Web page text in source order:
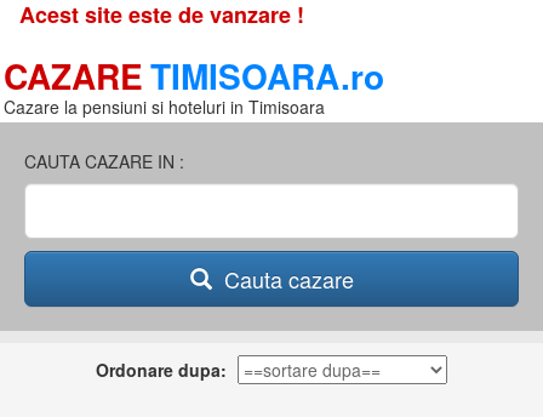
Acest site este de vanzare !
CAZARETIMISOARA.ro
Cazare la pensiuni si hoteluri in Timisoara
CAUTA CAZARE IN :
Cauta cazare
Ordonare dupa: